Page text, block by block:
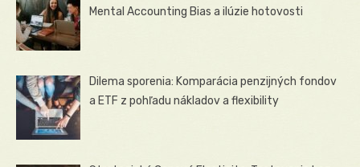
Mental Accounting Bias a ilúzie hotovosti
Dilema sporenia: Komparácia penzijných fondov
a ETF z pohľadu nákladov a flexibility